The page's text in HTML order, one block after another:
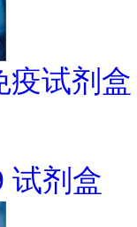
疫试剂盒
试剂盒